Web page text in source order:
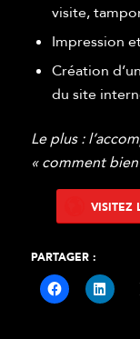
visite,
Impression
Création
du site
Le plus :
« comment
VISITEZ
PARTAGER :